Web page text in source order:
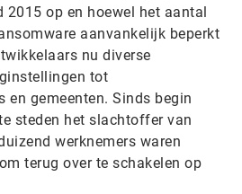
2015 op en hoewel het aantal
aanvankelijk beperkt
nu diverse
tot
en gemeenten. Sinds begin
steden het slachtoffer van
werknemers waren
terug over te schakelen op